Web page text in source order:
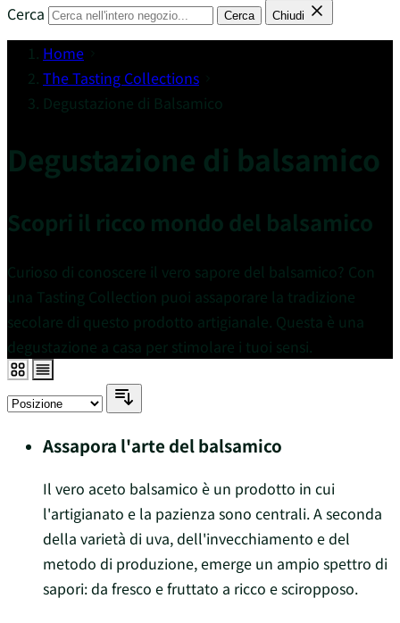
Cerca Cerca Chiudi
Home
The Tasting Collections
Degustazione di Balsamico
Degustazione di balsamico
Scopri il ricco mondo del balsamico
Curioso di conoscere il vero sapore del balsamico? Con
una Tasting Collection puoi assaporare la tradizione
secolare di questo prodotto artigianale. Questa è una
degustazione a casa per stimolare i tuoi sensi.
Assapora l'arte del balsamico
Il vero aceto balsamico è un prodotto in cui
l'artigianato e la pazienza sono centrali. A seconda
della varietà di uva, dell'invecchiamento e del
metodo di produzione, emerge un ampio spettro di
sapori: da fresco e fruttato a ricco e sciropposo.